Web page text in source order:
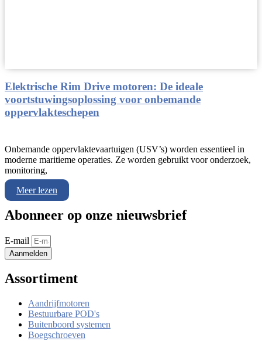
Elektrische Rim Drive motoren: De ideale
voortstuwingsoplossing voor onbemande
oppervlakteschepen
Onbemande oppervlaktevaartuigen (USV’s) worden essentieel in
moderne maritieme operaties. Ze worden gebruikt voor onderzoek,
monitoring,
Meer lezen
Abonneer op onze nieuwsbrief
E-mail
Aanmelden
Assortiment
Aandrijfmotoren
Bestuurbare POD's
Buitenboord systemen
Boegschroeven